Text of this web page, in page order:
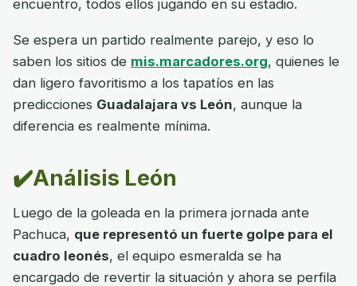
encuentro, todos ellos jugando en su estadio.
Se espera un partido realmente parejo, y eso lo
saben los sitios de mis.marcadores.org, quienes le
dan ligero favoritismo a los tapatíos en las
predicciones Guadalajara vs León, aunque la
diferencia es realmente mínima.
✔️Análisis León
Luego de la goleada en la primera jornada ante
Pachuca, que representó un fuerte golpe para el
cuadro leonés, el equipo esmeralda se ha
encargado de revertir la situación y ahora se perfila